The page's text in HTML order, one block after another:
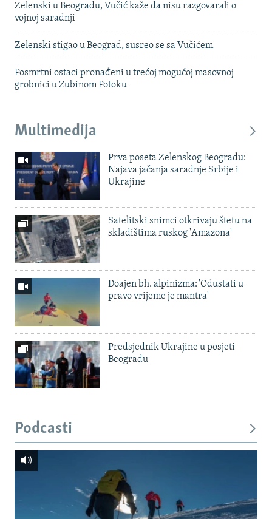
Zelenski u Beogradu, Vučić kaže da nisu razgovarali o
vojnoj saradnji
Zelenski stigao u Beograd, susreo se sa Vučićem
Posmrtni ostaci pronađeni u trećoj mogućoj masovnoj
grobnici u Zubinom Potoku
Multimedija
Prva poseta Zelenskog Beogradu:
Najava jačanja saradnje Srbije i
Ukrajine
Satelitski snimci otkrivaju štetu na
skladištima ruskog 'Amazona'
Doajen bh. alpinizma: 'Odustati u
pravo vrijeme je mantra'
Predsjednik Ukrajine u posjeti
Beogradu
Podcasti